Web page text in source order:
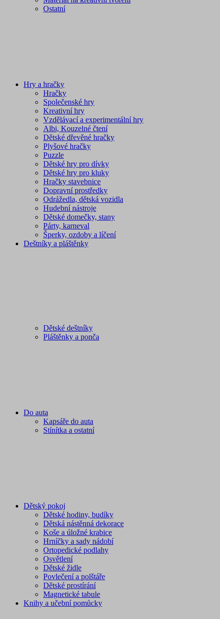
Ostatní
Hry a hračky
Hračky
Společenské hry
Kreativní hry
Vzdělávací a experimentální hry
Albi, Kouzelné čtení
Dětské dřevěné hračky
Plyšové hračky
Puzzle
Dětské hry pro dívky
Dětské hry pro kluky
Hračky stavebnice
Dopravní prostředky
Odrážedla, dětská vozidla
Hudební nástroje
Dětské domečky, stany
Párty, karneval
Šperky, ozdoby a líčení
Deštníky a pláštěnky
Dětské deštníky
Pláštěnky a ponča
Do auta
Kapsáře do auta
Stínítka a ostatní
Dětský pokoj
Dětské hodiny, budíky
Dětská nástěnná dekorace
Koše a úložné krabice
Hrníčky a sady nádobí
Ortopedické podlahy
Osvětlení
Dětské židle
Povlečení a polštáře
Dětské prostírání
Magnetické tabule
Knihy a učební pomůcky